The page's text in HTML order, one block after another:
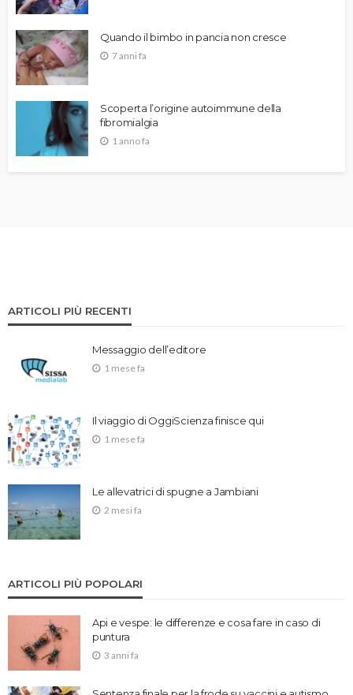
Quando il bimbo in pancia non cresce
7 anni fa
Scoperta l’origine autoimmune della
fibromialgia
1 anno fa
ARTICOLI PIÙ RECENTI
Messaggio dell’editore
1 mese fa
Il viaggio di OggiScienza finisce qui
1 mese fa
Le allevatrici di spugne a Jambiani
2 mesi fa
ARTICOLI PIÙ POPOLARI
Api e vespe: le differenze e cosa fare in caso di
puntura
3 anni fa